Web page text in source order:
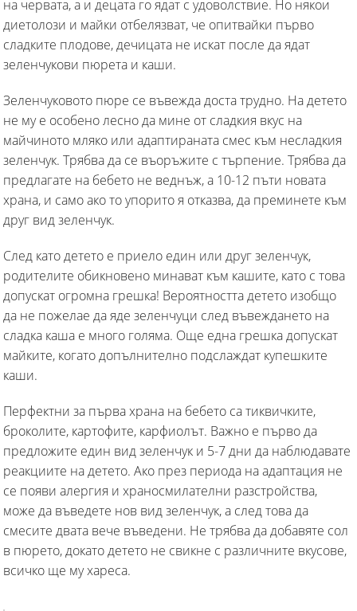
на червата, а и децата го ядат с удоволствие. Но някои
диетолози и майки отбелязват, че опитвайки първо
сладките плодове, дечицата не искат после да ядат
зеленчукови пюрета и каши.
Зеленчуковото пюре се въвежда доста трудно. На детето
не му е особено лесно да мине от сладкия вкус на
майчиното мляко или адаптираната смес към несладкия
зеленчук. Трябва да се въоръжите с търпение. Трябва да
предлагате на бебето не веднъж, а 10-12 пъти новата
храна, и само ако то упорито я отказва, да преминете към
друг вид зеленчук.
След като детето е приело един или друг зеленчук,
родителите обикновено минават към кашите, като с това
допускат огромна грешка! Вероятността детето изобщо
да не пожелае да яде зеленчуци след въвеждането на
сладка каша е много голяма. Още една грешка допускат
майките, когато допълнително подслаждат купешките
каши.
Перфектни за първа храна на бебето са тиквичките,
броколите, картофите, карфиолът. Важно е първо да
предложите един вид зеленчук и 5-7 дни да наблюдавате
реакциите на детето. Ако през периода на адаптация не
се появи алергия и храносмилателни разстройства,
може да въведете нов вид зеленчук, а след това да
смесите двата вече въведени. Не трябва да добавяте сол
в пюрето, докато детето не свикне с различните вкусове,
всичко ще му хареса.